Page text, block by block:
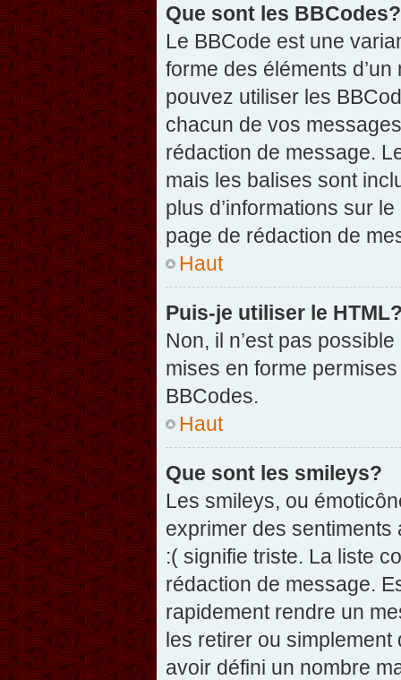
Que sont les BBCodes?
Le BBCode est une
forme des éléments
pouvez utiliser les
chacun de vos
rédaction de message.
mais les balises sont
plus d’informations sur
page de rédaction de
Haut
Puis-je utiliser le
Non, il n’est pas
mises en forme
BBCodes.
Haut
Que sont les smileys?
Les smileys, ou
exprimer des
:( signifie triste. La liste
rédaction de message.
rapidement rendre un
les retirer ou simplement
avoir défini un nombre